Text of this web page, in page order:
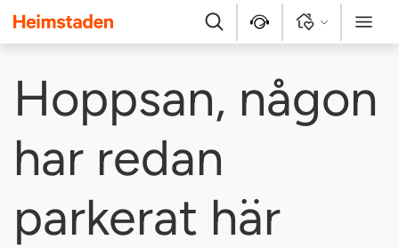
Heimstaden
Sök Kontakt Logga in Meny
Hoppsan, någon
har redan
parkerat här